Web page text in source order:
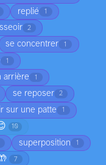
replié 1
2
se concentrer 1
1
arrière 1
se reposer 2
sur une patte 1
10
superposition 1
7